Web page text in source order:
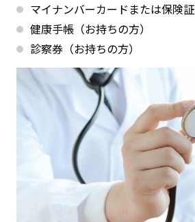
マイナンバーカードまたは保険証
健康手帳（お持ちの方）
診察券（お持ちの方）